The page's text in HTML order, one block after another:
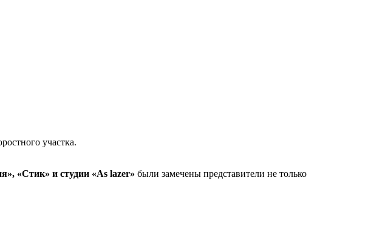
участка.
«Стик» и студии «As lazer» были замечены представители не только